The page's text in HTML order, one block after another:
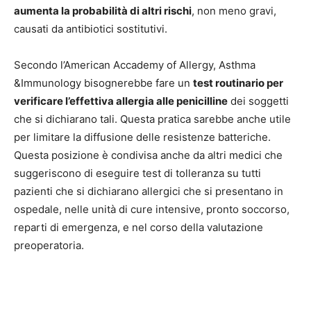
aumenta la probabilità di altri rischi, non meno gravi,
causati da antibiotici sostitutivi.
Secondo l’American Accademy of Allergy, Asthma
&Immunology bisognerebbe fare un test routinario per
verificare l’effettiva allergia alle penicilline dei soggetti
che si dichiarano tali. Questa pratica sarebbe anche utile
per limitare la diffusione delle resistenze batteriche.
Questa posizione è condivisa anche da altri medici che
suggeriscono di eseguire test di tolleranza su tutti
pazienti che si dichiarano allergici che si presentano in
ospedale, nelle unità di cure intensive, pronto soccorso,
reparti di emergenza, e nel corso della valutazione
preoperatoria.